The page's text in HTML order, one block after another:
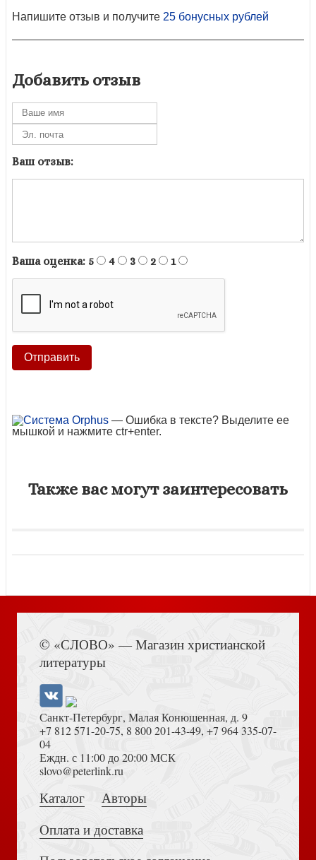
Напишите отзыв и получите 25 бонусных рублей
Добавить отзыв
Ваш отзыв:
Ваша оценка: 5 4 3 2 1
— Ошибка в тексте? Выделите ее
мышкой и нажмите ctr+enter.
Также вас могут заинтересовать
© «СЛОВО» — Магазин христианской
литературы
Санкт-Петербург, Малая Конюшенная, д. 9
+7 812 571-20-75, 8 800 201-43-49, +7 964 335-07-
04
Еждн. с 11:00 до 20:00 МСК
slovo@peterlink.ru
Каталог
Авторы
Оплата и доставка